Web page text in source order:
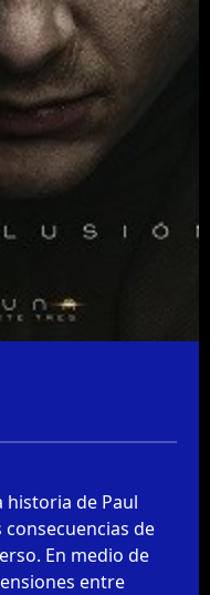
historia de Paul
de
En medio de
entre